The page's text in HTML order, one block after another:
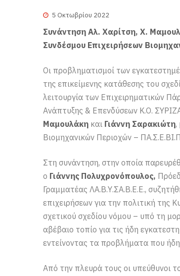
5 Οκτωβρίου 2022
Συνάντηση Αλ. Χαρίτση, Χ.
Συνδέσμου Επιχειρήσεων
Οι προβληματισμοί των
της επικείμενης κατάθεσης του
λειτουργία των Επιχειρηματικών
Ανάπτυξης & Επενδύσεων Κ.Ο.
Μαμουλάκη και Γιάννη Σαρακιώτη,
Βιομηχανικών Περιοχών –
Στη συνάντηση, στην οποία
ο Γιάννης Πολυχρονόπουλος,
Γραμματέας ΛΑ.Β.Υ.ΣΑ.Β.Ε.Ε.,
επιχειρήσεων για την πολιτική της
σχετικού σχεδίου νόμου – υπό τη
αβέβαιο τοπίο για τις ήδη
εντείνοντας τα προβλήματα που
Από την πλευρά τους οι υπεύθυνοι